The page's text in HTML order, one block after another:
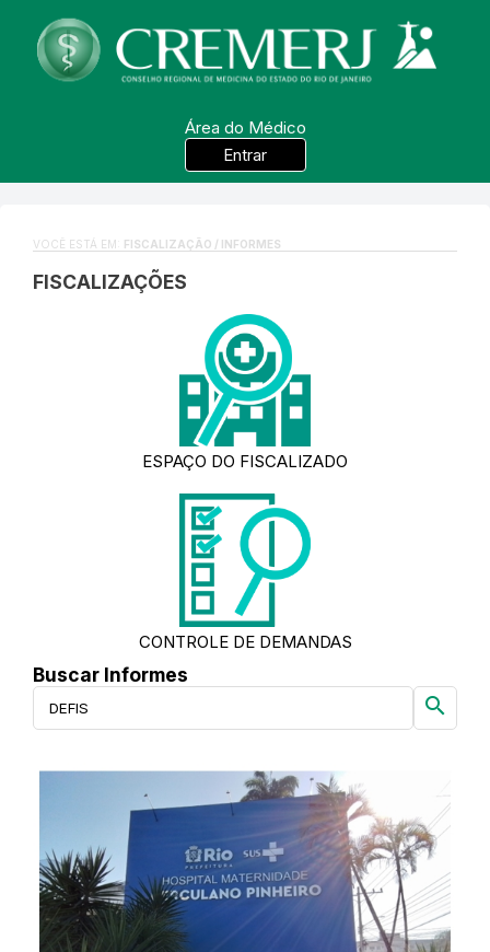
Área do Médico
Entrar
VOCÊ ESTÁ EM: FISCALIZAÇÃO / INFORMES
FISCALIZAÇÕES
ESPAÇO DO FISCALIZADO
CONTROLE DE DEMANDAS
Buscar Informes
search